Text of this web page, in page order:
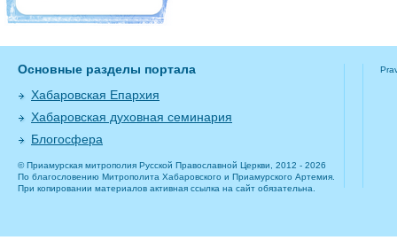
Основные разделы портала
Хабаровская Епархия
Хабаровская духовная семинария
Блогосфера
© Приамурская митрополия Русской Православной Церкви, 2012 - 2026
По благословению Митрополита Хабаровского и Приамурского Артемия.
При копировании материалов активная ссылка на сайт обязательна.